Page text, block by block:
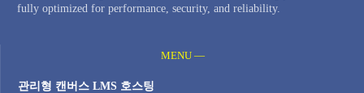
fully optimized for performance, security, and reliability.
MENU —
관리형 캔버스 LMS 호스팅